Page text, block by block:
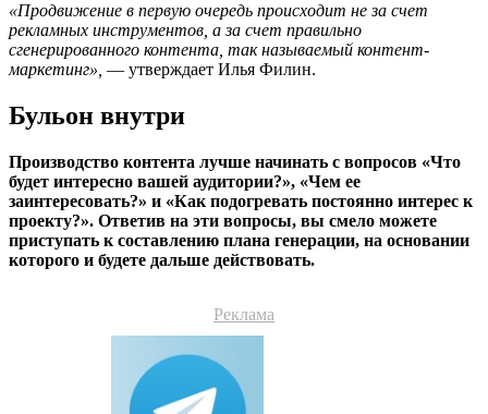
«Продвижение в первую очередь происходит не за счет
рекламных инструментов, а за счет правильно
сгенерированного контента, так называемый контент-
маркетинг», — утверждает Илья Филин.
Бульон внутри
Производство контента лучше начинать с вопросов «Что
будет интересно вашей аудитории?», «Чем ее
заинтересовать?» и «Как подогревать постоянно интерес к
проекту?». Ответив на эти вопросы, вы смело можете
приступать к составлению плана генерации, на основании
которого и будете дальше действовать.
Реклама